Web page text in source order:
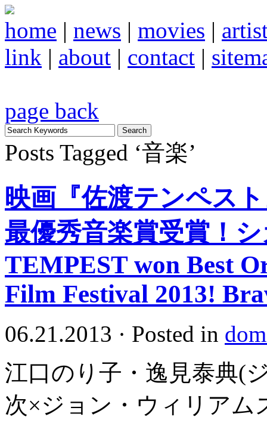
home | news | movies |
link | about | contact |
page back
Posts Tagged ‘音楽’
映画『佐渡テンペス
最優秀音楽賞受賞！
TEMPEST won Best
Film Festival 2013!
06.21.2013 · Posted in
江口のり子・逸見泰典(
次×ジョン・ウィリアム